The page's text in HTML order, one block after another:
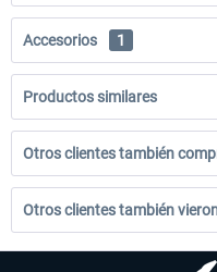
Accesorios 1
Productos similares
Otros clientes también
Otros clientes también